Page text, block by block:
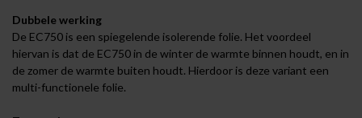
Dubbele werking
De EC750 is een spiegelende isolerende folie. Het voordeel
hiervan is dat de EC750 in de winter de warmte binnen houdt, en in
de zomer de warmte buiten houdt. Hierdoor is deze variant een
multi-functionele folie.